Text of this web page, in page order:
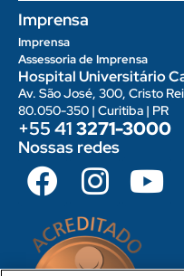
Imprensa
Imprensa
Assessoria de Imprensa
Hospital Universitário
Av. São José, 300, Cristo Rei
80.050-350 | Curitiba | PR
+55 413271-3000
Nossas redes